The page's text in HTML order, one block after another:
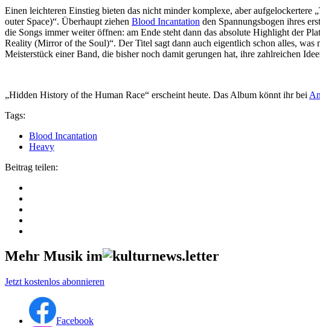
Einen leichteren Einstieg bieten das nicht minder komplexe, aber
outer Space)“. Überhaupt ziehen Blood Incantation den Spannungsbogen ihres
die Songs immer weiter öffnen: am Ende steht dann das absolute Highlight der
Reality (Mirror of the Soul)“. Der Titel sagt dann auch eigentlich schon alles,
Meisterstück einer Band, die bisher noch damit gerungen hat, ihre zahlreichen
„Hidden History of the Human Race“ erscheint heute. Das Album könnt ihr bei
Tags:
Blood Incantation
Heavy
Beitrag teilen:
Mehr Musik im
Jetzt kostenlos abonnieren
Facebook